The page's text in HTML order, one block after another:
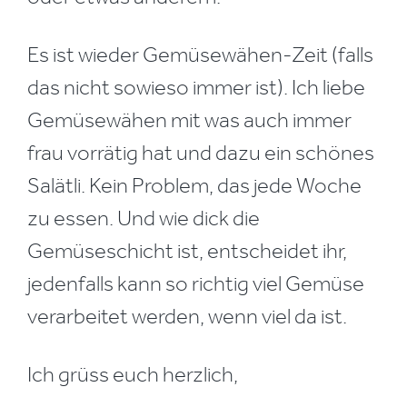
Es ist wieder Gemüsewähen-Zeit (falls
das nicht sowieso immer ist). Ich liebe
Gemüsewähen mit was auch immer
frau vorrätig hat und dazu ein schönes
Salätli. Kein Problem, das jede Woche
zu essen. Und wie dick die
Gemüseschicht ist, entscheidet ihr,
jedenfalls kann so richtig viel Gemüse
verarbeitet werden, wenn viel da ist.
Ich grüss euch herzlich,